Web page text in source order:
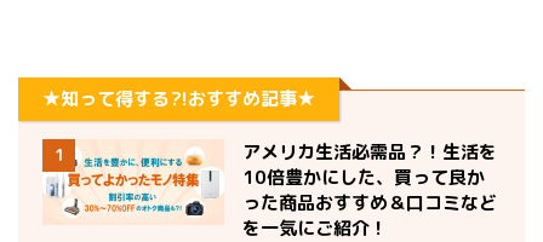
★知って得する?!おすすめ記事★
1
アメリカ生活必需品？！生活を
10倍豊かにした、買って良か
った商品おすすめ＆口コミなど
を一気にご紹介！